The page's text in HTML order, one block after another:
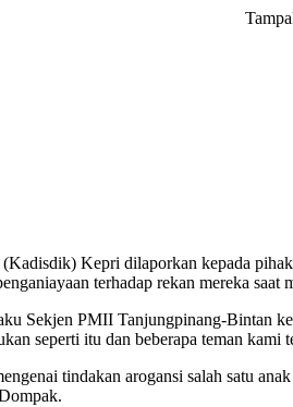
Kepri dilaporkan kepada
terhadap rekan mereka
Sekjen PMII Tanjungpinang-Bintan
seperti itu dan beberapa teman kami
tindakan arogansi salah satu